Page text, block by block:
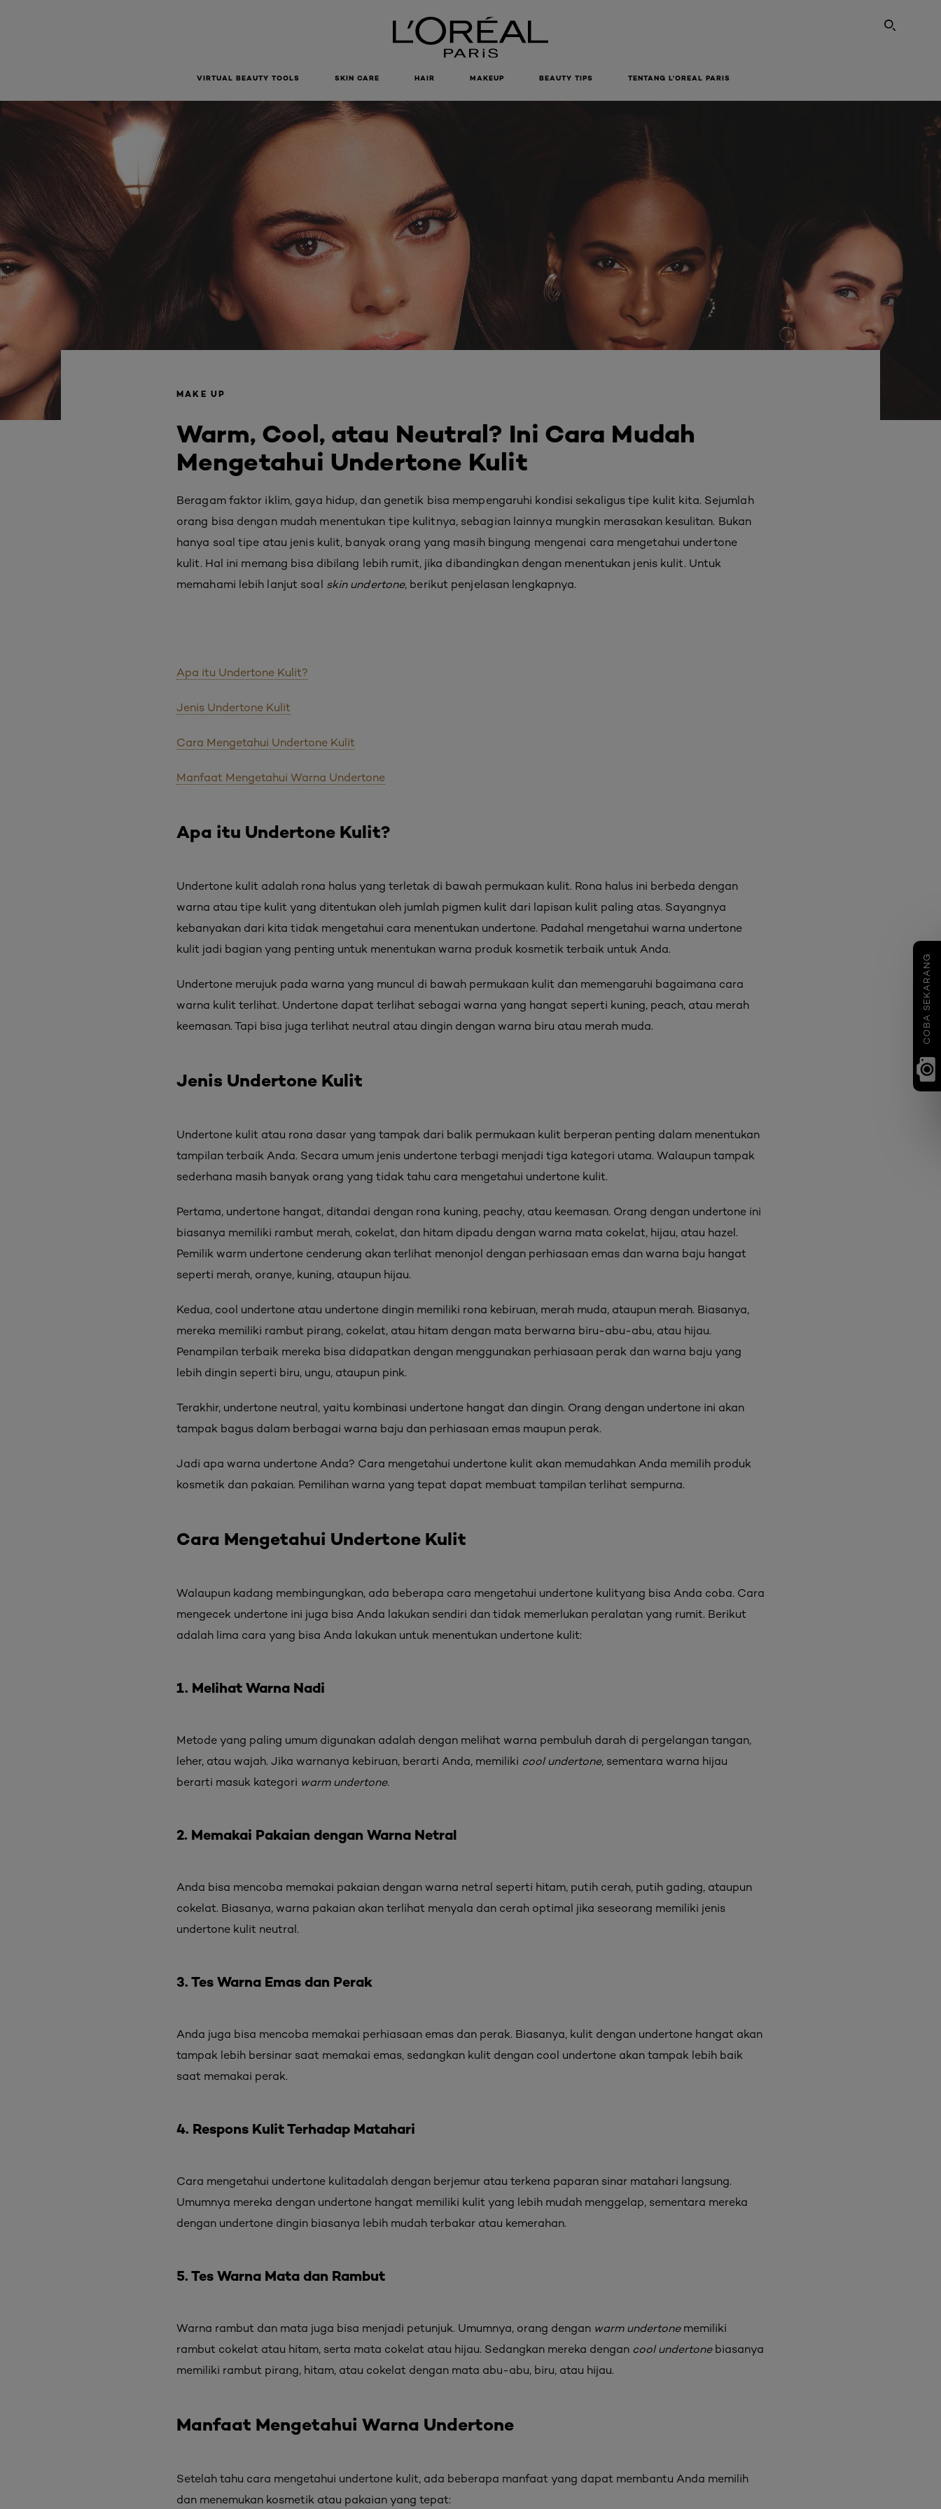
COBA SEKARANG
VIRTUAL BEAUTY TOOLS SKIN CARE HAIR MAKEUP BEAUTY TIPS TENTANG L'OREAL PARIS
MAKE UP
Warm, Cool, atau Neutral? Ini Cara Mudah
Mengetahui Undertone Kulit
Beragam faktor iklim, gaya hidup, dan genetik bisa mempengaruhi kondisi sekaligus tipe kulit kita. Sejumlah
orang bisa dengan mudah menentukan tipe kulitnya, sebagian lainnya mungkin merasakan kesulitan. Bukan
hanya soal tipe atau jenis kulit, banyak orang yang masih bingung mengenai cara mengetahui undertone
kulit. Hal ini memang bisa dibilang lebih rumit, jika dibandingkan dengan menentukan jenis kulit. Untuk
memahami lebih lanjut soal skin undertone, berikut penjelasan lengkapnya.
Apa itu Undertone Kulit?
Jenis Undertone Kulit
Cara Mengetahui Undertone Kulit
Manfaat Mengetahui Warna Undertone
Apa itu Undertone Kulit?
Undertone kulit adalah rona halus yang terletak di bawah permukaan kulit. Rona halus ini berbeda dengan
warna atau tipe kulit yang ditentukan oleh jumlah pigmen kulit dari lapisan kulit paling atas. Sayangnya
kebanyakan dari kita tidak mengetahui cara menentukan undertone. Padahal mengetahui warna undertone
kulit jadi bagian yang penting untuk menentukan warna produk kosmetik terbaik untuk Anda.
Undertone merujuk pada warna yang muncul di bawah permukaan kulit dan memengaruhi bagaimana cara
warna kulit terlihat. Undertone dapat terlihat sebagai warna yang hangat seperti kuning, peach, atau merah
keemasan. Tapi bisa juga terlihat neutral atau dingin dengan warna biru atau merah muda.
Jenis Undertone Kulit
Undertone kulit atau rona dasar yang tampak dari balik permukaan kulit berperan penting dalam menentukan
tampilan terbaik Anda. Secara umum jenis undertone terbagi menjadi tiga kategori utama. Walaupun tampak
sederhana masih banyak orang yang tidak tahu cara mengetahui undertone kulit.
Pertama, undertone hangat, ditandai dengan rona kuning, peachy, atau keemasan. Orang dengan undertone ini
biasanya memiliki rambut merah, cokelat, dan hitam dipadu dengan warna mata cokelat, hijau, atau hazel.
Pemilik warm undertone cenderung akan terlihat menonjol dengan perhiasaan emas dan warna baju hangat
seperti merah, oranye, kuning, ataupun hijau.
Kedua, cool undertone atau undertone dingin memiliki rona kebiruan, merah muda, ataupun merah. Biasanya,
mereka memiliki rambut pirang, cokelat, atau hitam dengan mata berwarna biru-abu-abu, atau hijau.
Penampilan terbaik mereka bisa didapatkan dengan menggunakan perhiasaan perak dan warna baju yang
lebih dingin seperti biru, ungu, ataupun pink.
Terakhir, undertone neutral, yaitu kombinasi undertone hangat dan dingin. Orang dengan undertone ini akan
tampak bagus dalam berbagai warna baju dan perhiasaan emas maupun perak.
Jadi apa warna undertone Anda? Cara mengetahui undertone kulit akan memudahkan Anda memilih produk
kosmetik dan pakaian. Pemilihan warna yang tepat dapat membuat tampilan terlihat sempurna.
Cara Mengetahui Undertone Kulit
Walaupun kadang membingungkan, ada beberapa cara mengetahui undertone kulityang bisa Anda coba. Cara
mengecek undertone ini juga bisa Anda lakukan sendiri dan tidak memerlukan peralatan yang rumit. Berikut
adalah lima cara yang bisa Anda lakukan untuk menentukan undertone kulit:
1. Melihat Warna Nadi
Metode yang paling umum digunakan adalah dengan melihat warna pembuluh darah di pergelangan tangan,
leher, atau wajah. Jika warnanya kebiruan, berarti Anda, memiliki cool undertone, sementara warna hijau
berarti masuk kategori warm undertone.
2. Memakai Pakaian dengan Warna Netral
Anda bisa mencoba memakai pakaian dengan warna netral seperti hitam, putih cerah, putih gading, ataupun
cokelat. Biasanya, warna pakaian akan terlihat menyala dan cerah optimal jika seseorang memiliki jenis
undertone kulit neutral.
3. Tes Warna Emas dan Perak
Anda juga bisa mencoba memakai perhiasaan emas dan perak. Biasanya, kulit dengan undertone hangat akan
tampak lebih bersinar saat memakai emas, sedangkan kulit dengan cool undertone akan tampak lebih baik
saat memakai perak.
4. Respons Kulit Terhadap Matahari
Cara mengetahui undertone kulitadalah dengan berjemur atau terkena paparan sinar matahari langsung.
Umumnya mereka dengan undertone hangat memiliki kulit yang lebih mudah menggelap, sementara mereka
dengan undertone dingin biasanya lebih mudah terbakar atau kemerahan.
5. Tes Warna Mata dan Rambut
Warna rambut dan mata juga bisa menjadi petunjuk. Umumnya, orang dengan warm undertone memiliki
rambut cokelat atau hitam, serta mata cokelat atau hijau. Sedangkan mereka dengan cool undertone biasanya
memiliki rambut pirang, hitam, atau cokelat dengan mata abu-abu, biru, atau hijau.
Manfaat Mengetahui Warna Undertone
Setelah tahu cara mengetahui undertone kulit, ada beberapa manfaat yang dapat membantu Anda memilih
dan menemukan kosmetik atau pakaian yang tepat: